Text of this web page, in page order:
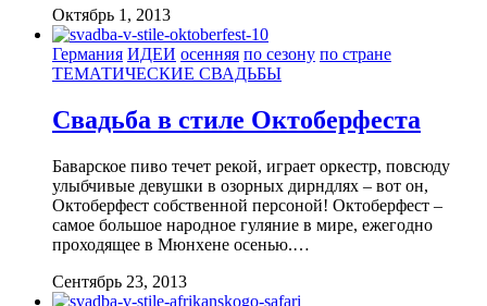
Октябрь 1, 2013
Германия ИДЕИ осенняя по сезону по стране
ТЕМАТИЧЕСКИЕ СВАДЬБЫ
Свадьба в стиле Октоберфеста
Баварское пиво течет рекой, играет оркестр, повсюду
улыбчивые девушки в озорных дирндлях – вот он,
Октоберфест собственной персоной! Октоберфест –
самое большое народное гуляние в мире, ежегодно
проходящее в Мюнхене осенью.…
Сентябрь 23, 2013